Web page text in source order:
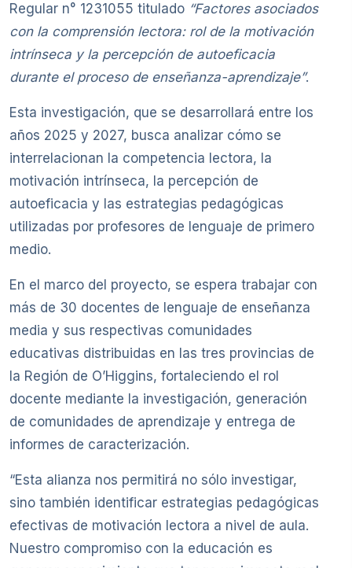
Regular n° 1231055 titulado “Factores asociados
con la comprensión lectora: rol de la motivación
intrínseca y la percepción de autoeficacia
durante el proceso de enseñanza-aprendizaje”.
Esta investigación, que se desarrollará entre los
años 2025 y 2027, busca analizar cómo se
interrelacionan la competencia lectora, la
motivación intrínseca, la percepción de
autoeficacia y las estrategias pedagógicas
utilizadas por profesores de lenguaje de primero
medio.
En el marco del proyecto, se espera trabajar con
más de 30 docentes de lenguaje de enseñanza
media y sus respectivas comunidades
educativas distribuidas en las tres provincias de
la Región de O’Higgins, fortaleciendo el rol
docente mediante la investigación, generación
de comunidades de aprendizaje y entrega de
informes de caracterización.
“Esta alianza nos permitirá no sólo investigar,
sino también identificar estrategias pedagógicas
efectivas de motivación lectora a nivel de aula.
Nuestro compromiso con la educación es